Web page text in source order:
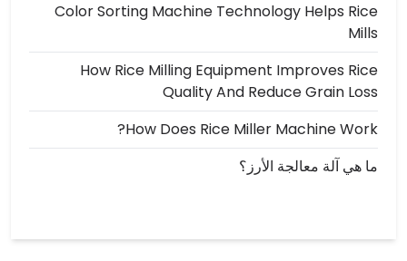
Color Sorting Machine Technology Helps Rice
Mills
How Rice Milling Equipment Improves Rice
Quality And Reduce Grain Loss
How Does Rice Miller Machine Work?
ما هي آلة معالجة الأرز؟